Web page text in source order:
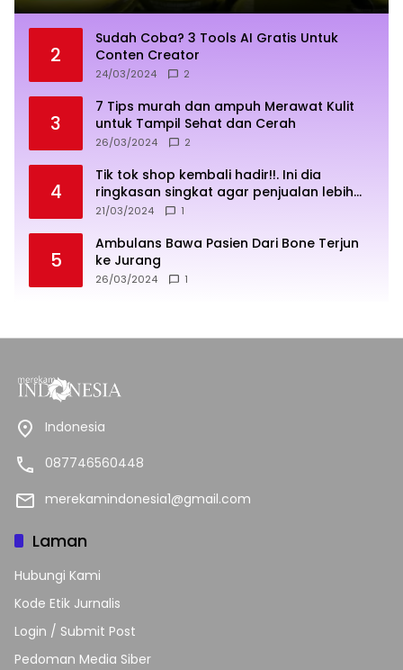
2
Sudah Coba? 3 Tools AI Gratis Untuk
Conten Creator
24/03/2024 2
3
7 Tips murah dan ampuh Merawat Kulit
untuk Tampil Sehat dan Cerah
26/03/2024 2
4
Tik tok shop kembali hadir!!. Ini dia
ringkasan singkat agar penjualan lebih
sukses
21/03/2024 1
5
Ambulans Bawa Pasien Dari Bone Terjun
ke Jurang
26/03/2024 1
Indonesia
087746560448
merekamindonesia1@gmail.com
Laman
Hubungi Kami
Kode Etik Jurnalis
Login / Submit Post
Pedoman Media Siber